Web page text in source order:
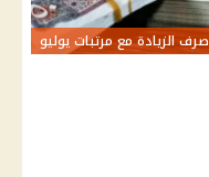
صرف الزيادة مع مرتبات يوليو